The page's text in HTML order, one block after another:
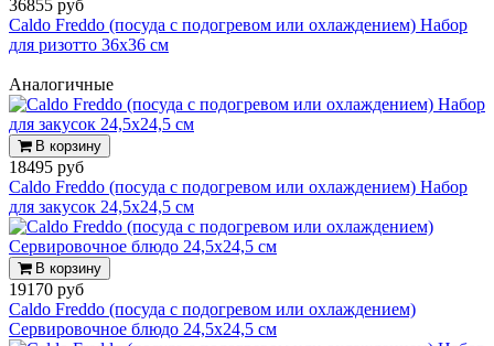
36855 руб
Caldo Freddo (посуда с подогревом или охлаждением) Набор
для ризотто 36х36 см
Аналогичные
В корзину
18495 руб
Caldo Freddo (посуда с подогревом или охлаждением) Набор
для закусок 24,5х24,5 см
В корзину
19170 руб
Caldo Freddo (посуда с подогревом или охлаждением)
Сервировочное блюдо 24,5х24,5 см